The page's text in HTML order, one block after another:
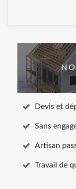
Devis et
Sans
Artisan
Travail de